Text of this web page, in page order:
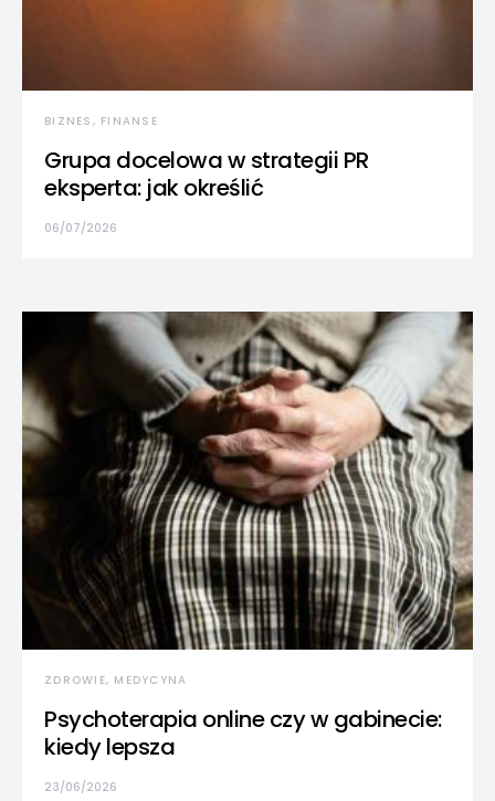
BIZNES, FINANSE
Grupa docelowa w strategii PR
eksperta: jak określić
06/07/2026
ZDROWIE, MEDYCYNA
Psychoterapia online czy w gabinecie:
kiedy lepsza
23/06/2026